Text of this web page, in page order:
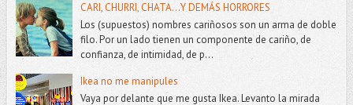
CARI, CHURRI, CHATA...Y DEMÁS HORRORES
Los (supuestos) nombres cariñosos son un arma de doble
filo. Por un lado tienen un componente de cariño, de
confianza, de intimidad, de p...
Ikea no me manipules
Vaya por delante que me gusta Ikea. Levanto la mirada